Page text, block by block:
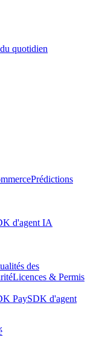
quotidien
Prédictions
d'agent IA
des
Licences & Permis
PaySDK d'agent